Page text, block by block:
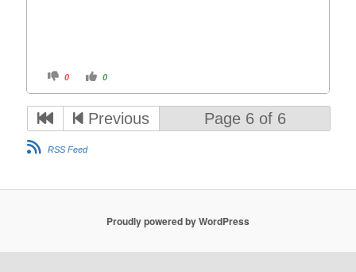
C
i
k
h
s
0
C
i
k
f
o
s
0
Previous Page 6 of 6
RSS Feed
Proudly powered by WordPress